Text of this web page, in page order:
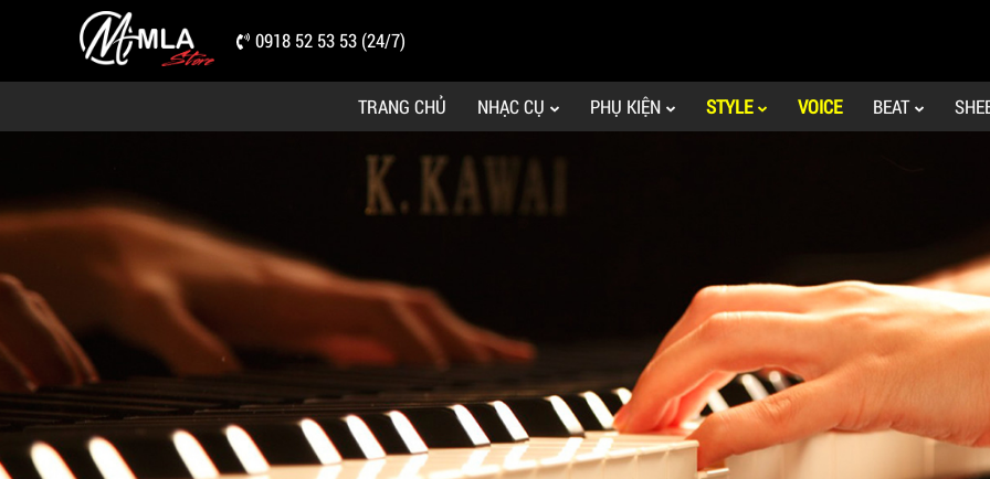
0918 52 53 53 (24/7)
TRANG CHỦ NHẠC CỤ PHỤ KIỆN STYLE VOICE BEAT